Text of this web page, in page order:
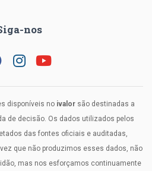
nos
disponíveis no ivalorsão destinadas a
de decisão. Os dados utilizados pelos
das fontes oficiais e auditadas,
que não produzimos esses dados, não
mas nos esforçamos continuamente